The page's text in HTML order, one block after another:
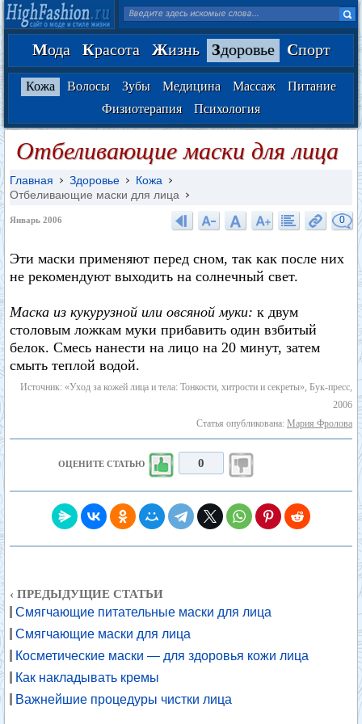
Мода Красота Жизнь Здоровье Спорт
Кожа Волосы Зубы Медицина Массаж
Питание
Физиотерапия
Психология
Отбеливающие маски для лица
Главная Здоровье
Кожа
Отбеливающие маски для лица
Январь 2006 0
Эти маски применяют перед сном, так как после них
не рекомендуют выходить на солнечный свет.
Маска из кукурузной или овсяной муки: к двум
столовым ложкам муки прибавить один взбитый
белок. Смесь нанести на лицо на 20 минут, затем
смыть теплой водой.
Источник: «Уход за кожей лица и тела: Тонкости, хитрости и секреты», Бук-пресс,
2006
Статья опубликована: Мария Фролова
ОЦЕНИТЕ СТАТЬЮ 0
‹ ПРЕДЫДУЩИЕ СТАТЬИ
Смягчающие питательные маски для лица
Смягчающие маски для лица
Косметические маски — для здоровья кожи лица
Как накладывать кремы
Важнейшие процедуры чистки лица